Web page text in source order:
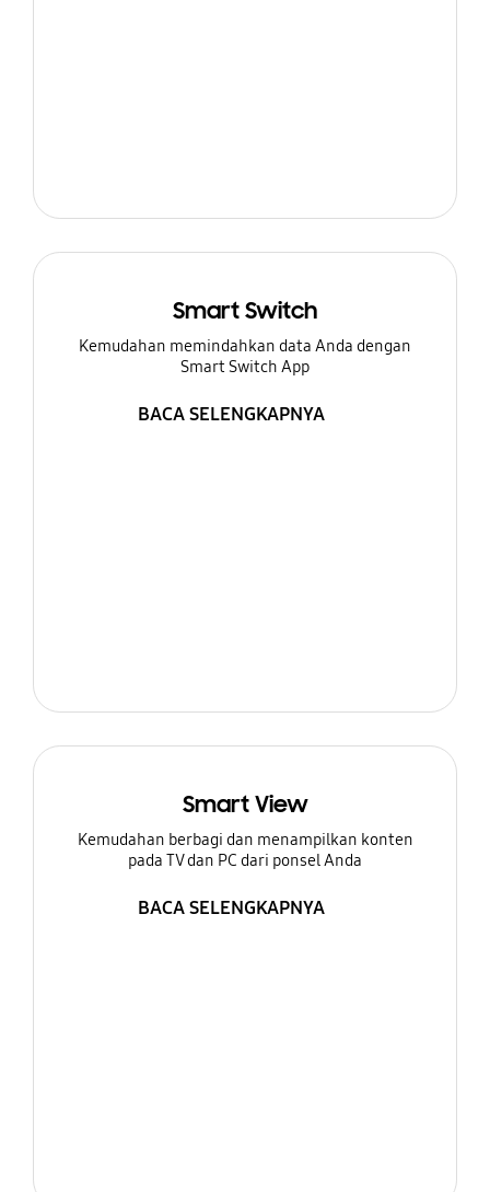
Smart Switch
Kemudahan memindahkan data Anda dengan
Smart Switch App
BACA SELENGKAPNYA
Smart View
Kemudahan berbagi dan menampilkan konten
pada TV dan PC dari ponsel Anda
BACA SELENGKAPNYA